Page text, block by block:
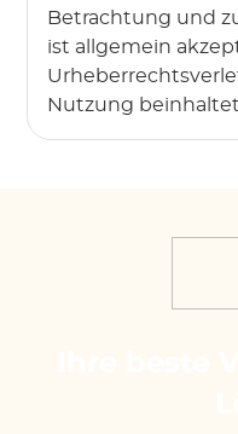
Betrachtung und
ist allgemein
Nutzung beinhaltet.